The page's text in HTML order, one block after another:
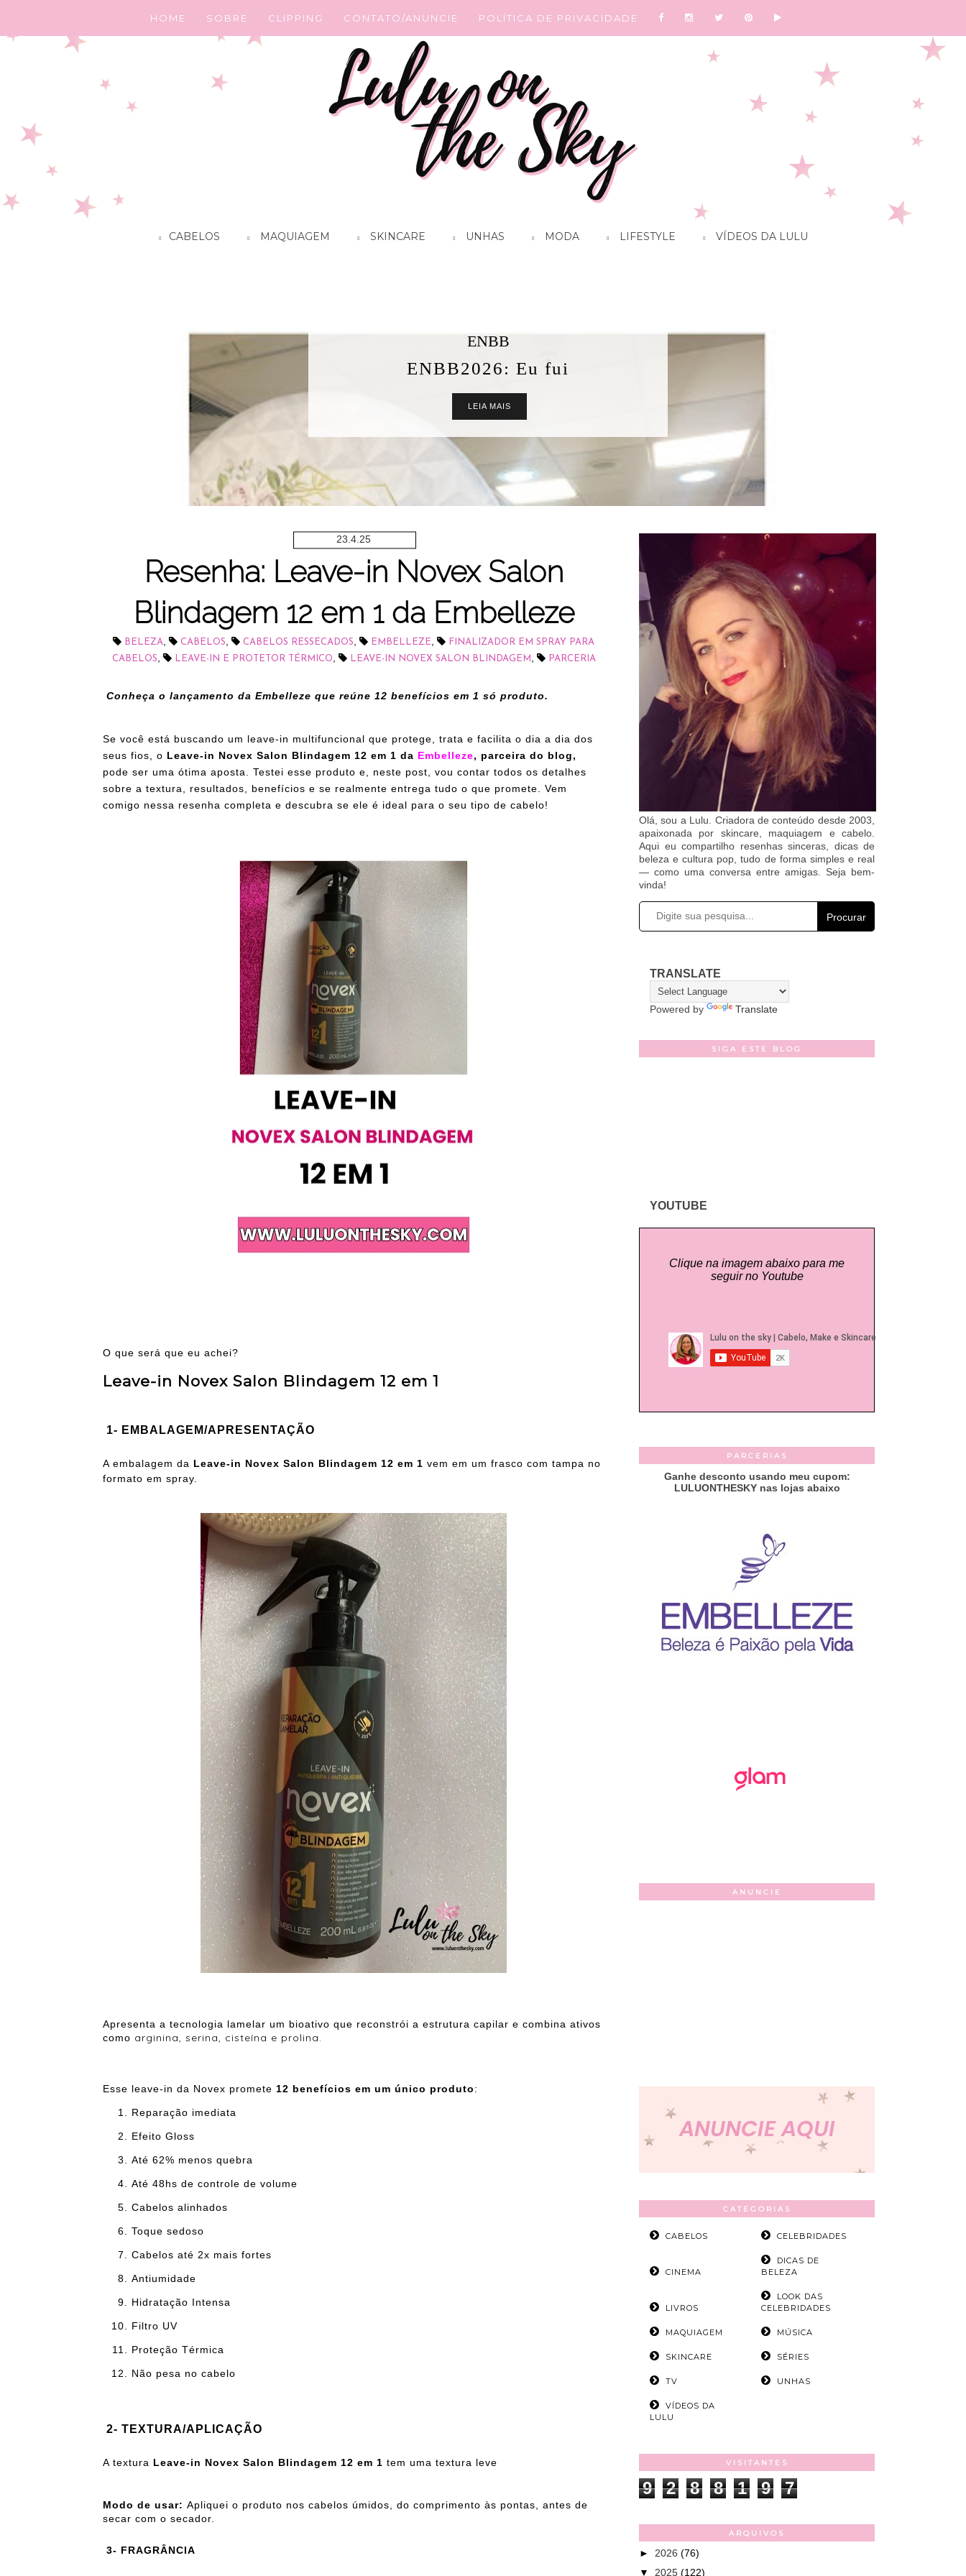
HOME SOBRE CLIPPING CONTATO/ANUNCIE POLÍTICA DE PRIVACIDADE
CABELOS MAQUIAGEM SKINCARE UNHAS MODA LIFESTYLE VÍDEOS DA LULU
ENBB
ENBB2026: Eu fui
LEIA MAIS
23.4.25
Resenha: Leave-in Novex Salon
Blindagem 12 em 1 da Embelleze
BELEZA CABELOS CABELOS RESSECADOS EMBELLEZE
FINALIZADOR EM SPRAY PARA
CABELOS
LEAVE-IN E PROTETOR TÉRMICO LEAVE-IN NOVEX SALON BLINDAGEM PARCERIA
Conheça o lançamento da Embelleze que reúne 12 benefícios em 1 só produto.
Se você está buscando um leave-in multifuncional que protege, trata e facilita o dia a dia dos
seus fios, o Leave-in Novex Salon Blindagem 12 em 1 da Embelleze, parceira do blog,
pode ser uma ótima aposta. Testei esse produto e, neste post, vou contar todos os detalhes
sobre a textura, resultados, benefícios e se realmente entrega tudo o que promete. Vem
comigo nessa resenha completa e descubra se ele é ideal para o seu tipo de cabelo!
O que será que eu achei?
Leave-in Novex Salon Blindagem 12 em 1
1- EMBALAGEM/APRESENTAÇÃO
A embalagem da Leave-in Novex Salon Blindagem 12 em 1 vem em um frasco com tampa no
formato em spray.
Apresenta a tecnologia lamelar um bioativo que reconstrói a estrutura capilar e combina ativos
como arginina, serina, cisteína e prolina.
Esse leave-in da Novex promete 12 benefícios em um único produto:
Reparação imediata
Efeito Gloss
Até 62% menos quebra
Até 48hs de controle de volume
Cabelos alinhados
Toque sedoso
Cabelos até 2x mais fortes
Antiumidade
Hidratação Intensa
Filtro UV
Proteção Térmica
Não pesa no cabelo
2- TEXTURA/APLICAÇÃO
A textura Leave-in Novex Salon Blindagem 12 em 1 tem uma textura leve
Modo de usar: Apliquei o produto nos cabelos úmidos, do comprimento às pontas, antes de
secar com o secador.
3- FRAGRÂNCIA
Olá, sou a Lulu. Criadora de conteúdo desde 2003,
apaixonada por skincare, maquiagem e cabelo.
Aqui eu compartilho resenhas sinceras, dicas de
beleza e cultura pop, tudo de forma simples e real
— como uma conversa entre amigas. Seja bem-
vinda!
Procurar
TRANSLATE
Powered by Translate
SIGA ESTE BLOG
YOUTUBE
Clique na imagem abaixo para me
seguir no Youtube
PARCERIAS
Ganhe desconto usando meu cupom:
LULUONTHESKY nas lojas abaixo
ANUNCIE
CATEGORIAS
CABELOS CELEBRIDADES
CINEMA
DICAS DE
BELEZA
LIVROS
LOOK DAS
CELEBRIDADES
MAQUIAGEM MÚSICA
SKINCARE SÉRIES
TV UNHAS
VÍDEOS DA
LULU
VISITANTES
9 2 8 8 1 9 7
ARQUIVOS
► 2026 (76)
▼ 2025 (122)